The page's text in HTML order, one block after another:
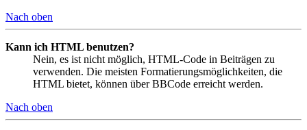
Nach oben
Kann ich HTML benutzen?
Nein, es ist nicht möglich, HTML-Code in Beiträgen zu
verwenden. Die meisten Formatierungsmöglichkeiten, die
HTML bietet, können über BBCode erreicht werden.
Nach oben